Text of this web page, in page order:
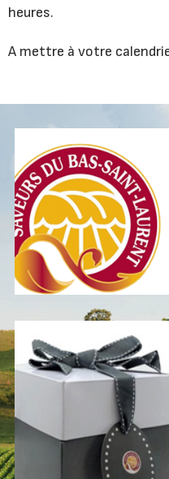
heures.
A mettre à votre